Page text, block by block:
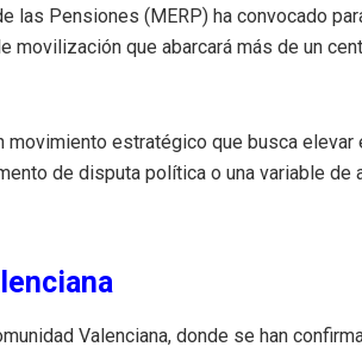
las Pensiones (MERP) ha convocado
movilización que abarcará más de un
estratégico que busca elevar
de disputa política o una variable de
Valenciana, donde se han